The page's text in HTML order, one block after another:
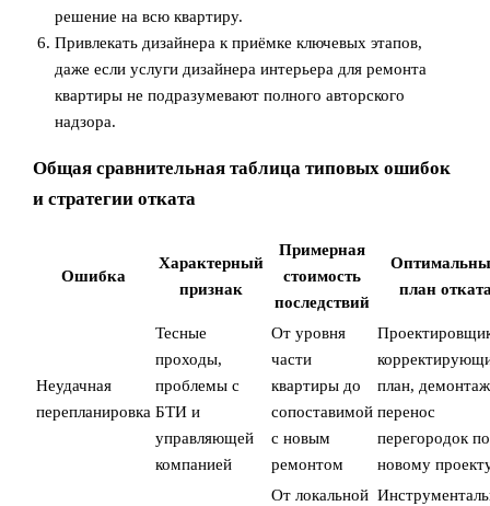
решение на всю квартиру.
Привлекать дизайнера к приёмке ключевых этапов,
даже если услуги дизайнера интерьера для ремонта
квартиры не подразумевают полного авторского
надзора.
Общая сравнительная таблица типовых ошибок
и стратегии отката
Ошибка
Характерный
признак
Примерная
стоимость
последствий
план
Неудачная
перепланировка
Тесные
проходы,
проблемы с
БТИ и
управляющей
компанией
От уровня
части
квартиры до
сопоставимой
с новым
ремонтом
план,
перенос
перегородок по
новому
От локальной